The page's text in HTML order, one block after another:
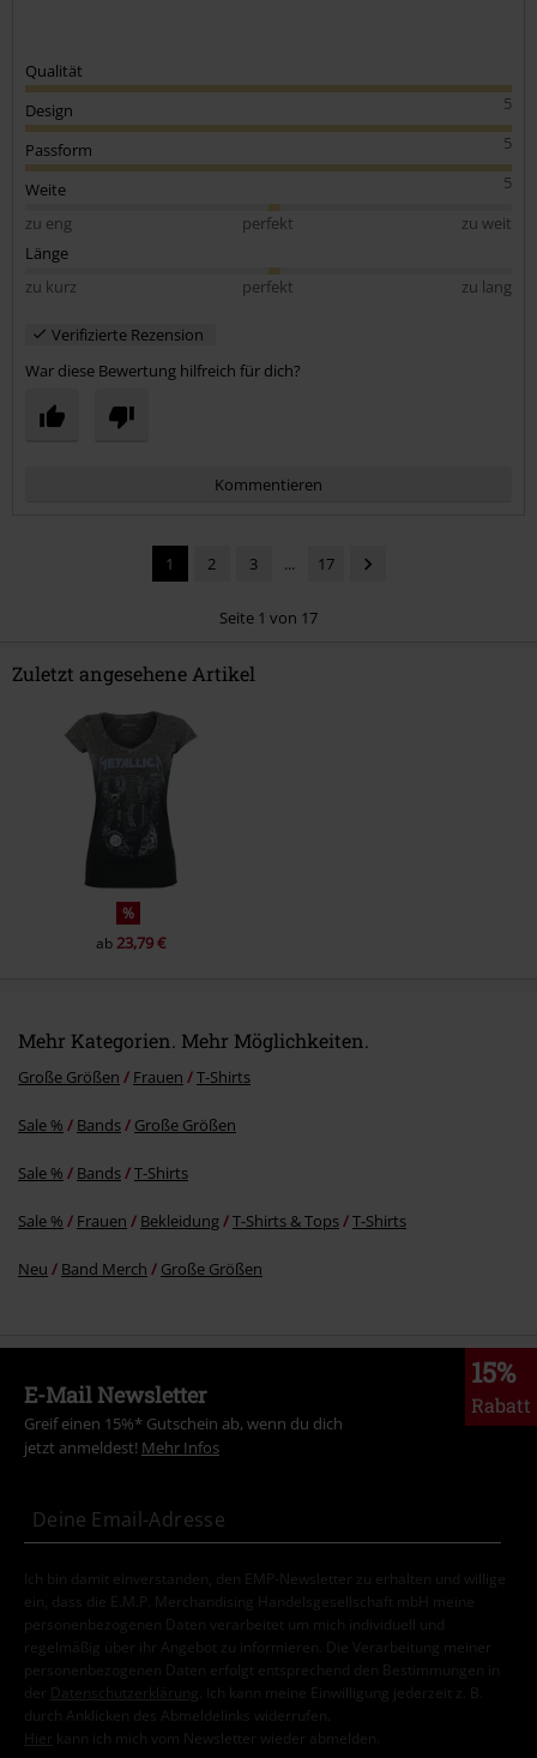
Qualität
5
Design
5
Passform
5
Weite
zu eng
perfekt
zu weit
Länge
zu kurz
perfekt zu lang
Verifizierte Rezension
War diese Bewertung hilfreich für dich?
Kommentieren
Kommentar jetzt abschicken!
1 2 3 ... 17
Seite 1 von 17
Zuletzt angesehene Artikel
%
ab 23,79 €
Mehr Kategorien. Mehr Möglichkeiten.
Große Größen Frauen T-Shirts
Sale % Bands Große Größen
Sale % Bands T-Shirts
Sale % Frauen Bekleidung T-Shirts & Tops T-Shirts
Neu Band Merch Große Größen
15%
Rabatt
E-Mail Newsletter
Greif einen 15%* Gutschein ab, wenn du dich
jetzt anmeldest! Mehr Infos
Ich bin damit einverstanden, den EMP-Newsletter zu erhalten und willige
ein, dass die E.M.P. Merchandising Handelsgesellschaft mbH meine
personenbezogenen Daten verarbeitet um mich individuell und
regelmäßig über ihr Angebot zu informieren. Die Verarbeitung meiner
personenbezogenen Daten erfolgt entsprechend den Bestimmungen in
der
Datenschutzerklärung
. Ich kann meine Einwilligung jederzeit z. B.
durch Anklicken des Abmeldelinks widerrufen.
Hier kann ich mich vom Newsletter wieder abmelden.